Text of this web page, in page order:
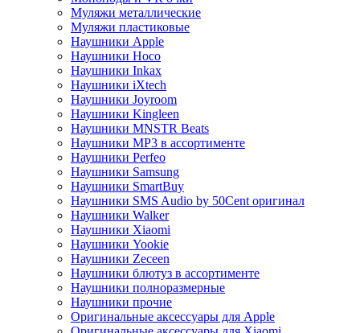
Муляжи металлические
Муляжи пластиковые
Наушники Apple
Наушники Hoco
Наушники Inkax
Наушники iXtech
Наушники Joyroom
Наушники Kingleen
Наушники MNSTR Beats
Наушники MP3 в ассортименте
Наушники Perfeo
Наушники Samsung
Наушники SmartBuy
Наушники SMS Audio by 50Cent оригинал
Наушники Walker
Наушники Xiaomi
Наушники Yookie
Наушники Zeceen
Наушники блютуз в ассортименте
Наушники полноразмерные
Наушники прочие
Оригинальные аксессуары для Apple